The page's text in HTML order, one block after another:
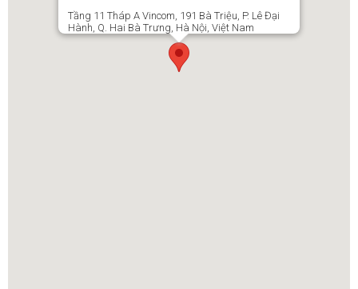
Tầng 11 Tháp A Vincom, 191 Bà Triệu, P. Lê Đại
Hành, Q. Hai Bà Trưng, Hà Nội, Việt Nam